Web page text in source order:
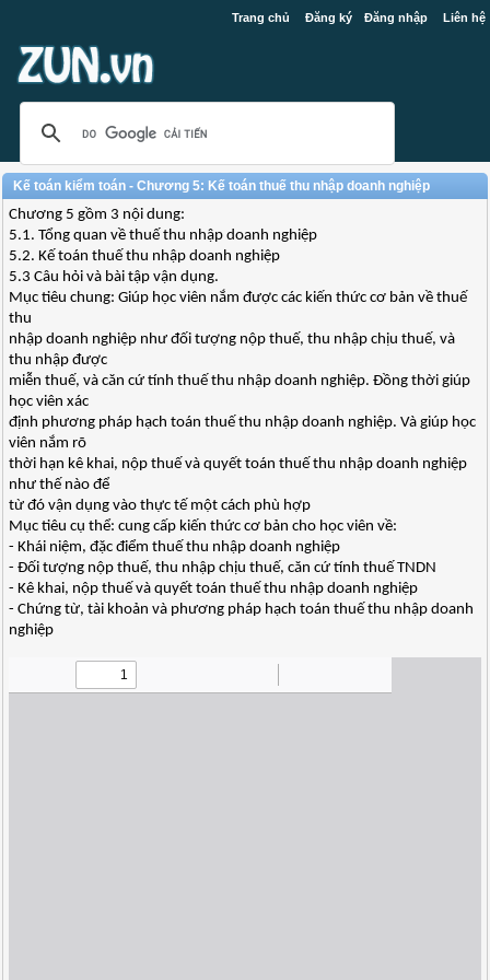
Trang chủ Đăng ký Đăng nhập Liên hệ
Kế toán kiểm toán - Chương 5: Kế toán thuế thu nhập doanh nghiệp
Chương 5 gồm 3 nội dung:
5.1. Tổng quan về thuế thu nhập doanh nghiệp
5.2. Kế toán thuế thu nhập doanh nghiệp
5.3 Câu hỏi và bài tập vận dụng.
Mục tiêu chung: Giúp học viên nắm được các kiến thức cơ bản về thuế
thu
nhập doanh nghiệp như đối tượng nộp thuế, thu nhập chịu thuế, và
thu nhập được
miễn thuế, và căn cứ tính thuế thu nhập doanh nghiệp. Đồng thời giúp
học viên xác
định phương pháp hạch toán thuế thu nhập doanh nghiệp. Và giúp học
viên nắm rõ
thời hạn kê khai, nộp thuế và quyết toán thuế thu nhập doanh nghiệp
như thế nào để
từ đó vận dụng vào thực tế một cách phù hợp
Mục tiêu cụ thể: cung cấp kiến thức cơ bản cho học viên về:
- Khái niệm, đặc điểm thuế thu nhập doanh nghiệp
- Đối tượng nộp thuế, thu nhập chịu thuế, căn cứ tính thuế TNDN
- Kê khai, nộp thuế và quyết toán thuế thu nhập doanh nghiệp
- Chứng từ, tài khoản và phương pháp hạch toán thuế thu nhập doanh
nghiệp